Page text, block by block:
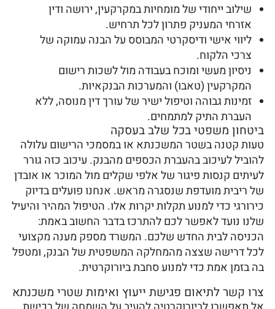
שילוב ייחודי של מומחיות במקרקעין, ירושה ודין
אזרחי המעניק פתרון לכל תרחיש.
ליווי אישי ודיסקרטי המבוסס על הבנה עמוקה של
צרכי הלקוח.
ניסיון מעשי ומוכח בעבודה מול לשכות רישום
המקרקעין (טאבו) והמערכות הבנקאיות.
זמינות גבוהה וטיפול ישיר של עורך דין מנוסה, ללא
העברת התיק למתמחים.
ביטחון משפטי בכל שלב בעסקה
טעות קטנה בשטר המשכנתא או במסמכי הרישום עלולה
להוביל לעיכוב בהעברת הכספים מהבנק. עיכוב כזה גורר
לעיתים קנסות פיגור של אלפי שקלים מול המוכר או אובדן
של ריבית מועדפת שנסגרה מראש. אנחנו פועלים בדיוק
כירורגי כדי למנוע תקלות יקרות אלו. הטיפול המהיר והיעיל
שלנו נועד לאפשר לכם להתרכז בדבר החשוב באמת:
הכניסה לבית החדש שלכם. המשרד מספק מענה מקצועי
לכל דרישה שצצה מהמחלקה המשפטית של הבנק, ומטפל
בה בזמן אמת כדי למנוע סחבת ביורוקרטית.
צרו קשר לתיאום פגישת ייעוץ ואימות שטרי משכנתא